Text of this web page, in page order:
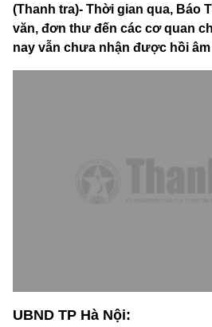
(Thanh tra)- Thời gian qua, Báo
văn, đơn thư đến các cơ quan
nay vẫn chưa nhận được hồi âm
UBND TP Hà Nội: